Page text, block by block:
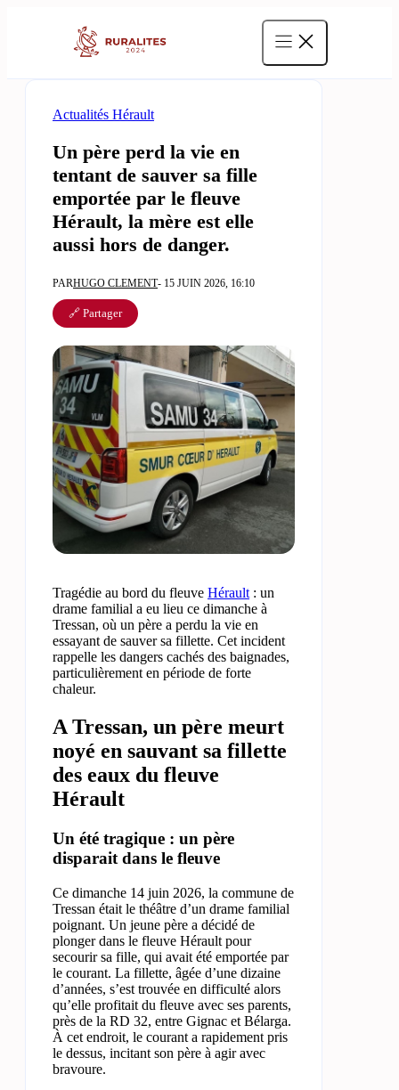
Actualités Hérault
Un père perd la vie en
tentant de sauver sa fille
emportée par le fleuve
Hérault, la mère est elle
aussi hors de danger.
PARHUGO CLEMENT- 15 JUIN 2026, 16:10
🔗 Partager
Tragédie au bord du fleuve Hérault : un
drame familial a eu lieu ce dimanche à
Tressan, où un père a perdu la vie en
essayant de sauver sa fillette. Cet incident
rappelle les dangers cachés des baignades,
particulièrement en période de forte
chaleur.
A Tressan, un père meurt
noyé en sauvant sa fillette
des eaux du fleuve
Hérault
Un été tragique : un père
disparait dans le fleuve
Ce dimanche 14 juin 2026, la commune de
Tressan était le théâtre d’un drame familial
poignant. Un jeune père a décidé de
plonger dans le fleuve Hérault pour
secourir sa fille, qui avait été emportée par
le courant. La fillette, âgée d’une dizaine
d’années, s’est trouvée en difficulté alors
qu’elle profitait du fleuve avec ses parents,
près de la RD 32, entre Gignac et Bélarga.
À cet endroit, le courant a rapidement pris
le dessus, incitant son père à agir avec
bravoure.